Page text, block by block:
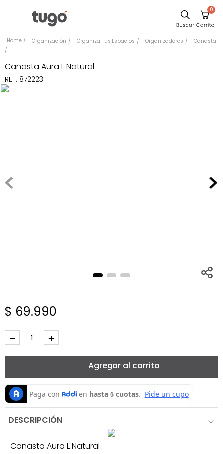
0
Organización Organiza Tus Espacios Organizadores Canasta
Canasta Aura L Natural
REF: 872223
$ 69.990
＋
－
Agregar al carrito
DESCRIPCIÓN
Canasta Aura L Natural
Escritorio